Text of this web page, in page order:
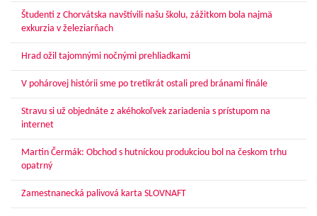
Študenti z Chorvátska navštívili našu školu, zážitkom bola najmä
exkurzia v železiarňach
Hrad ožil tajomnými nočnými prehliadkami
V pohárovej histórii sme po tretíkrát ostali pred bránami finále
Stravu si už objednáte z akéhokoľvek zariadenia s prístupom na
internet
Martin Čermák: Obchod s hutníckou produkciou bol na českom trhu
opatrný
Zamestnanecká palivová karta SLOVNAFT